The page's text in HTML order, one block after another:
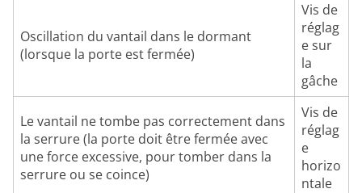
Oscillation du vantail dans le dormant
(lorsque la porte est fermée)
Vis de
réglag
e sur
la
gâche
Le vantail ne tombe pas correctement dans
la serrure (la porte doit être fermée avec
une force excessive, pour tomber dans la
serrure ou se coince)
Vis de
réglag
e
horizo
ntale